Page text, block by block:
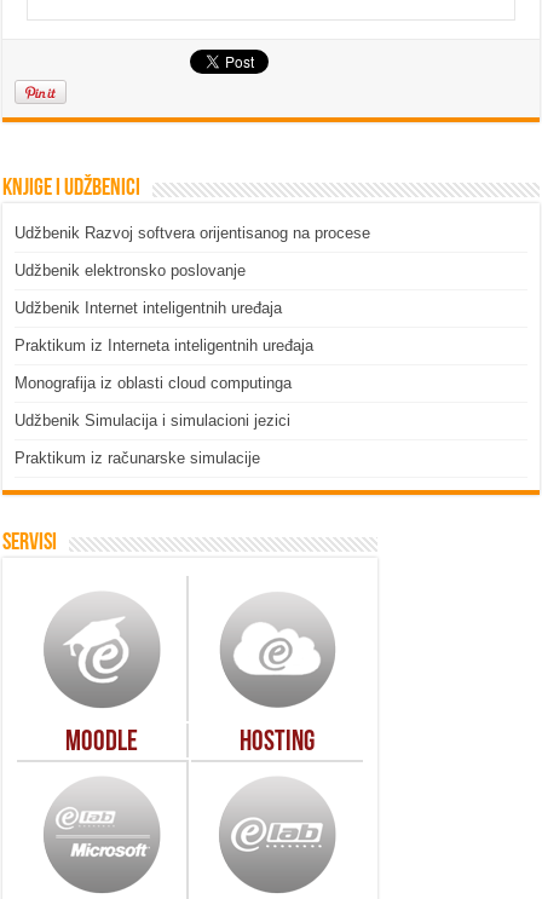
Knjige i udžbenici
Udžbenik Razvoj softvera orijentisanog na procese
Udžbenik elektronsko poslovanje
Udžbenik Internet inteligentnih uređaja
Praktikum iz Interneta inteligentnih uređaja
Monografija iz oblasti cloud computinga
Udžbenik Simulacija i simulacioni jezici
Praktikum iz računarske simulacije
Servisi
Moodle Hosting